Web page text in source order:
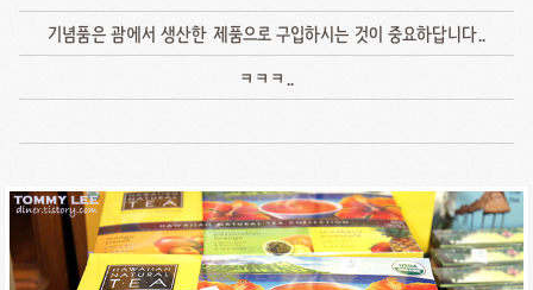
기념품은 괌에서 생산한 제품으로 구입하시는 것이 중요하답니다..
ㅋㅋㅋ..